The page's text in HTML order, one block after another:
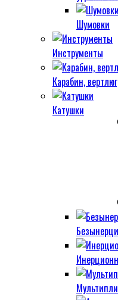
Шумовки
Инструменты
Карабин,
Катушки